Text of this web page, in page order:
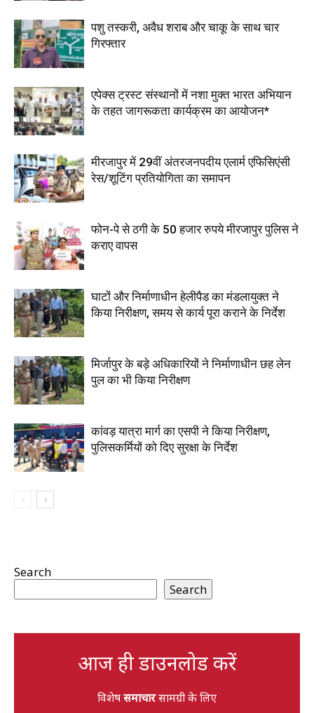
पशु तस्करी, अवैध शराब और चाकू के साथ चार
गिरफ्तार
एपेक्स ट्रस्ट संस्थानों में नशा मुक्त भारत अभियान
के तहत जागरूकता कार्यक्रम का आयोजन*
मीरजापुर में 29वीं अंतरजनपदीय एलार्म एफिसिएंसी
रेस/शूटिंग प्रतियोगिता का समापन
फोन-पे से ठगी के 50 हजार रुपये मीरजापुर पुलिस ने
कराए वापस
घाटों और निर्माणाधीन हेलीपैड का मंडलायुक्त ने
किया निरीक्षण, समय से कार्य पूरा कराने के निर्देश
मिर्जापुर के बड़े अधिकारियों ने निर्माणाधीन छह लेन
पुल का भी किया निरीक्षण
कांवड़ यात्रा मार्ग का एसपी ने किया निरीक्षण,
पुलिसकर्मियों को दिए सुरक्षा के निर्देश
Search
Search
आज ही डाउनलोड करें
विशेषसमाचारसामग्री के लिए